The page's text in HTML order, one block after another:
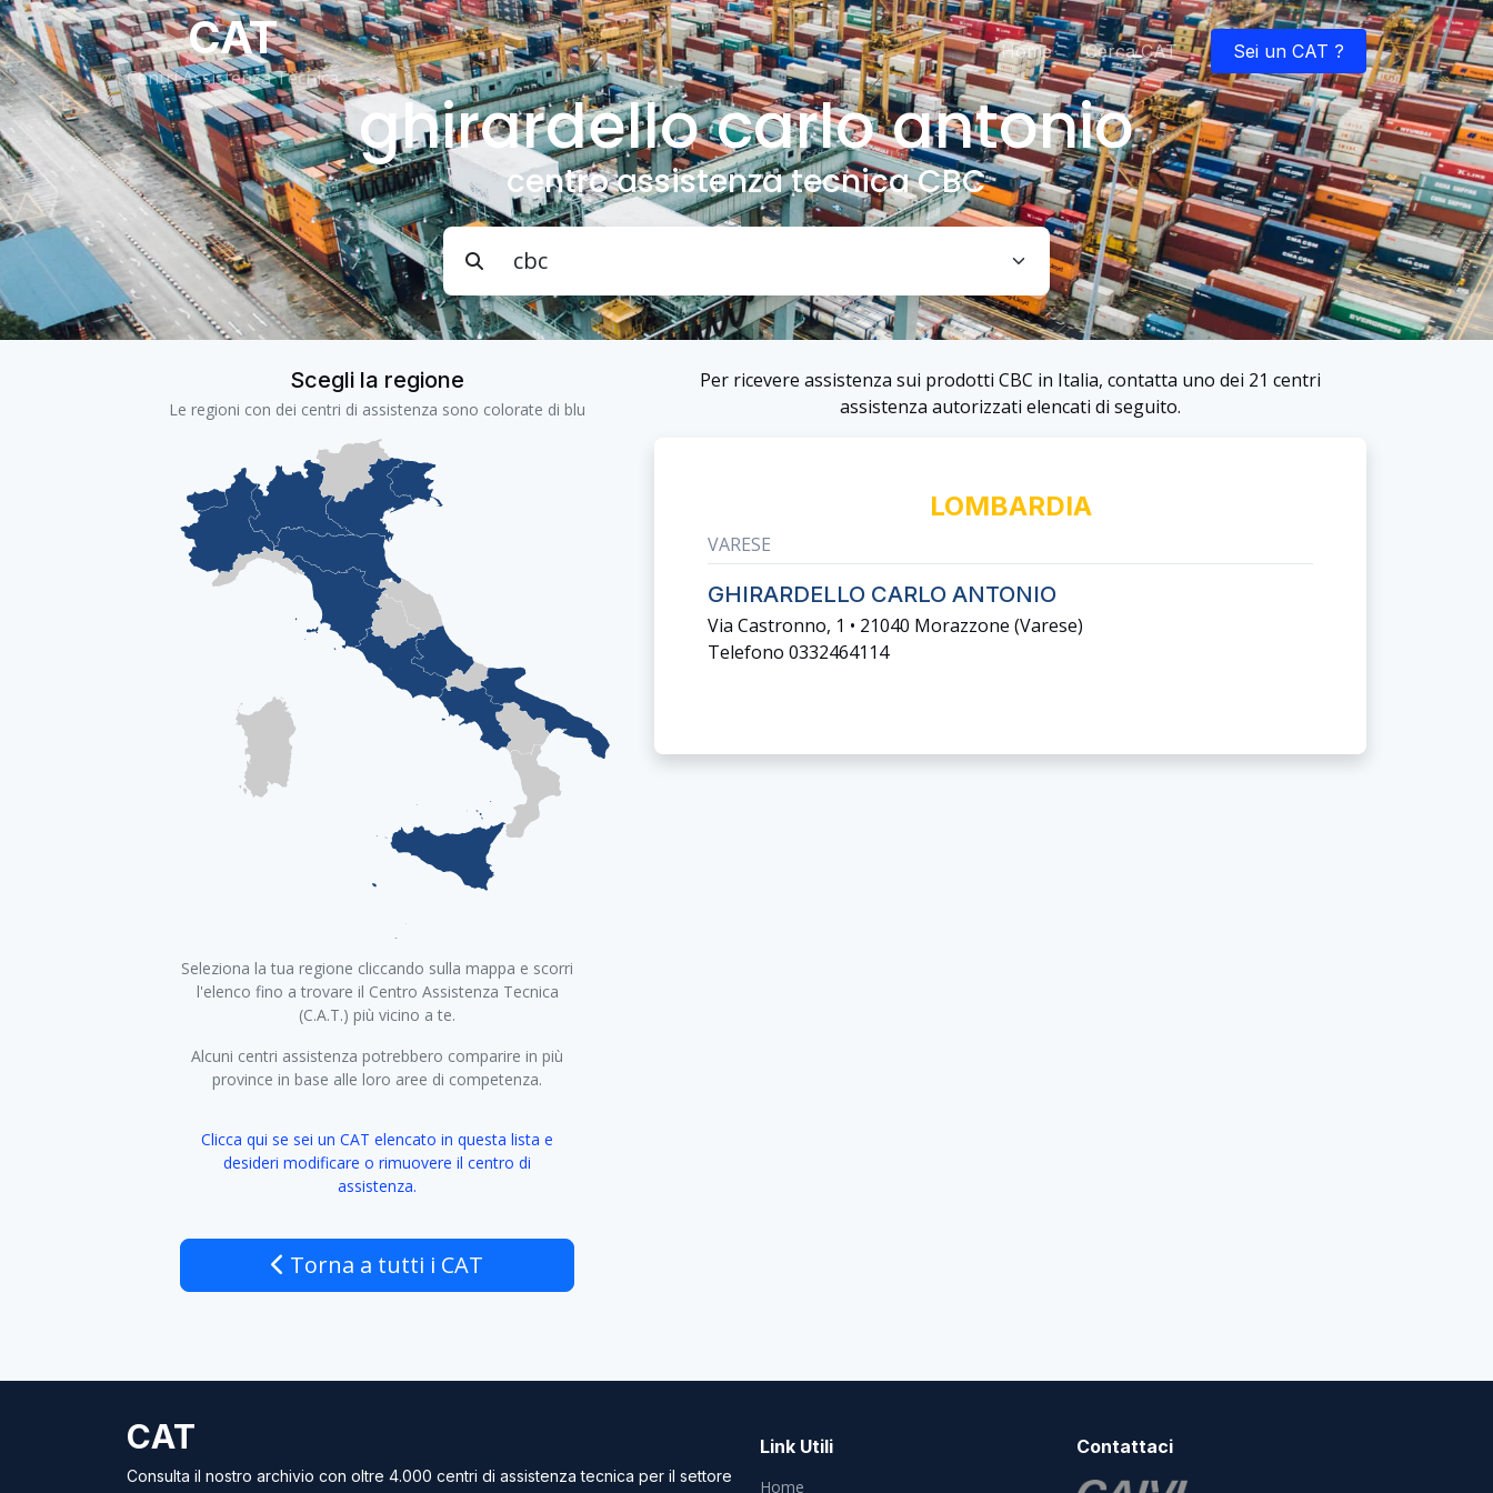
CAT
Centri Assistenza Tecnica
Home Cerca CAT Sei un CAT ?
ghirardello carlo antonio
centro assistenza tecnica CBC
Scegli la regione
Le regioni con dei centri di assistenza sono colorate di blu
−
Seleziona la tua regione cliccando sulla mappa e scorri
l'elenco fino a trovare il Centro Assistenza Tecnica
(C.A.T.) più vicino a te.
Alcuni centri assistenza potrebbero comparire in più
province in base alle loro aree di competenza.
Clicca qui se sei un CAT elencato in questa lista e
desideri modificare o rimuovere il centro di
assistenza.
Torna a tutti i CAT
Per ricevere assistenza sui prodotti CBC in Italia, contatta uno dei 21 centri
assistenza autorizzati elencati di seguito.
LOMBARDIA
VARESE
GHIRARDELLO CARLO ANTONIO
Via Castronno, 1 • 21040 Morazzone (varese)
Telefono 0332464114
CAT
Consulta il nostro archivio con oltre 4.000 centri di assistenza tecnica per il settore
Link Utili
Home
Contattaci